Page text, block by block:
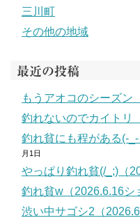
三川町
その他の地域
最近の投稿
もうアオコのシーズン
釣れないのでカイトリ
釣れ貧にも程がある(-
月1日
やっぱり釣れ貧(/_;)（
釣れ貧w（2026.6.16シ
渋い中サゴシ2（